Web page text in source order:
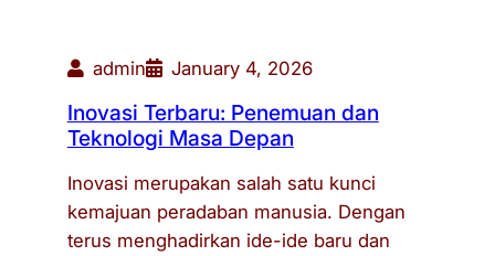
admin January 4, 2026
Inovasi Terbaru: Penemuan dan
Teknologi Masa Depan
Inovasi merupakan salah satu kunci
kemajuan peradaban manusia. Dengan
terus menghadirkan ide-ide baru dan